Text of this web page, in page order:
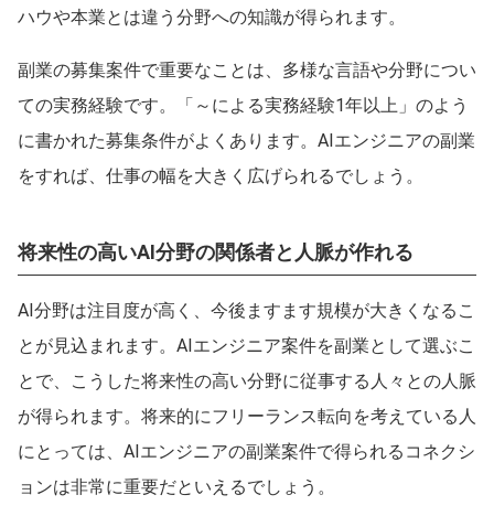
ハウや本業とは違う分野への知識が得られます。
副業の募集案件で重要なことは、多様な言語や分野につい
ての実務経験です。「～による実務経験1年以上」のよう
に書かれた募集条件がよくあります。AIエンジニアの副業
をすれば、仕事の幅を大きく広げられるでしょう。
将来性の高いAI分野の関係者と人脈が作れる
AI分野は注目度が高く、今後ますます規模が大きくなるこ
とが見込まれます。AIエンジニア案件を副業として選ぶこ
とで、こうした将来性の高い分野に従事する人々との人脈
が得られます。将来的にフリーランス転向を考えている人
にとっては、AIエンジニアの副業案件で得られるコネクシ
ョンは非常に重要だといえるでしょう。